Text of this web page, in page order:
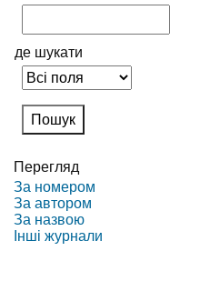
де шукати
Перегляд
За номером
За автором
За назвою
Інші журнали